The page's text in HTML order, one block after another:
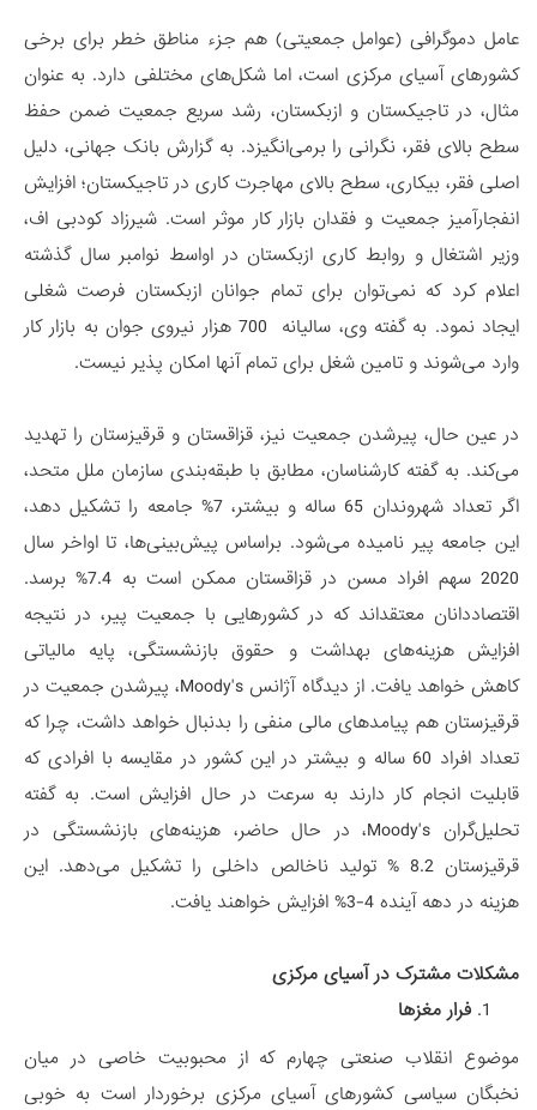
عامل دموگرافی (عوامل جمعیتی) هم جزء مناطق خطر برای برخی
کشورهای آسیای مرکزی است، اما شکل‌های مختلفی دارد. به عنوان
مثال، در تاجیکستان و ازبکستان، رشد سریع جمعیت ضمن حفظ
سطح بالای فقر، نگرانی را برمی‌انگیزد. به گزارش بانک جهانی، دلیل
اصلی فقر، بیکاری، سطح بالای مهاجرت کاری در تاجیکستان؛ افزایش
انفجارآمیز جمعیت و فقدان بازار کار موثر است. شیرزاد کودبی اف،
وزیر اشتغال و روابط کاری ازبکستان در اواسط نوامبر سال گذشته
اعلام کرد که نمی‌توان برای تمام جوانان ازبکستان فرصت شغلی
ایجاد نمود. به گفته وی، سالیانه 700 هزار نیروی جوان به بازار کار
وارد می‌شوند و تامین شغل برای تمام آنها امکان پذیر نیست.
در عین حال، پیرشدن جمعیت نیز، قزاقستان و قرقیزستان را تهدید
می‌کند. به گفته کارشناسان، مطابق با طبقه‌بندی سازمان ملل متحد،
اگر تعداد شهروندان 65 ساله و بیشتر، 7% جامعه را تشکیل دهد،
این جامعه پیر نامیده می‌شود. براساس پیش‌بینی‌ها، تا اواخر سال
2020 سهم افراد مسن در قزاقستان ممکن است به 7.4% برسد.
اقتصاددانان معتقداند که در کشورهایی با جمعیت پیر، در نتیجه
افزایش هزینه‌های بهداشت و حقوق بازنشستگی، پایه مالیاتی
کاهش خواهد یافت. از دیدگاه آژانس Moody's، پیرشدن جمعیت در
قرقیزستان هم پیامدهای مالی منفی را بدنبال خواهد داشت، چرا که
تعداد افراد 60 ساله و بیشتر در این کشور در مقایسه با افرادی که
قابلیت انجام کار دارند به سرعت در حال افزایش است. به گفته
تحلیل‌گران Moody's، در حال حاضر، هزینه‌های بازنشستگی در
قرقیزستان 8.2 % تولید ناخالص داخلی را تشکیل می‌دهد. این
هزینه در دهه آینده 4-3% افزایش خواهند یافت.
مشکلات مشترک در آسیای مرکزی
فرار مغزها
موضوع انقلاب صنعتی چهارم که از محبوبیت خاصی در میان
نخبگان سیاسی کشورهای آسیای مرکزی برخوردار است به خوبی